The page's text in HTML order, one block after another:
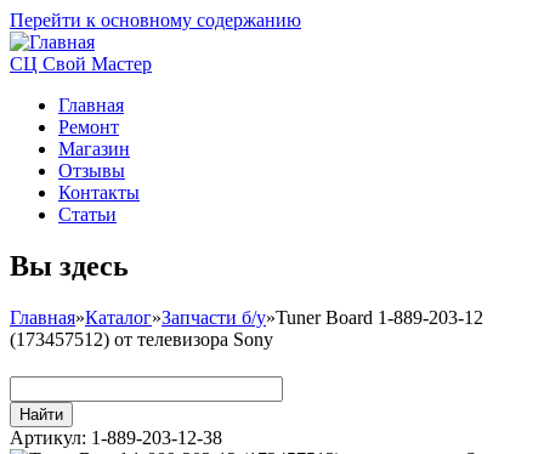
Перейти к основному содержанию
СЦ Свой Мастер
Главная
Ремонт
Магазин
Отзывы
Контакты
Статьи
Вы здесь
Главная»Каталог»Запчасти б/у»Tuner Board 1-889-203-12
(173457512) от телевизора Sony
Артикул: 1-889-203-12-38